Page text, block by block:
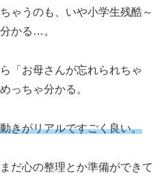
ゃうのも、いや小学生残酷～
かる…。
「お母さんが忘れられちゃ
っちゃ分かる。
きがリアルですごく良い。
だ心の整理とか準備ができて